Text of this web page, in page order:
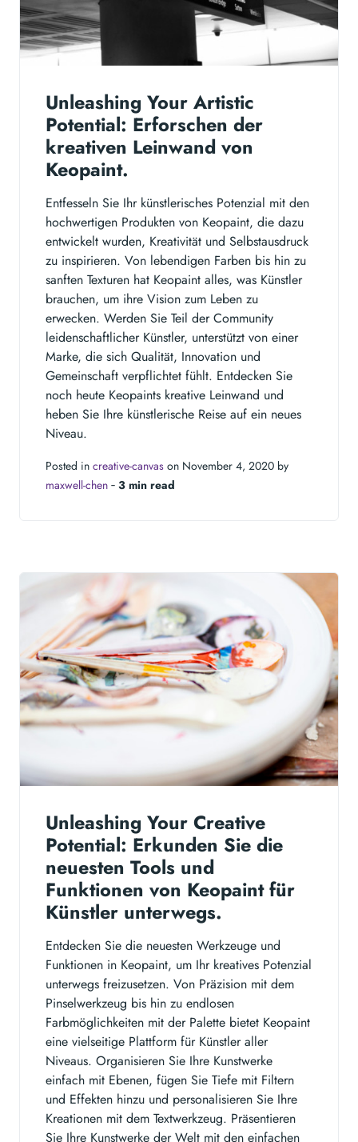
Unleashing Your Artistic
Potential: Erforschen der
kreativen Leinwand von
Keopaint.
Entfesseln Sie Ihr künstlerisches Potenzial mit den
hochwertigen Produkten von Keopaint, die dazu
entwickelt wurden, Kreativität und Selbstausdruck
zu inspirieren. Von lebendigen Farben bis hin zu
sanften Texturen hat Keopaint alles, was Künstler
brauchen, um ihre Vision zum Leben zu
erwecken. Werden Sie Teil der Community
leidenschaftlicher Künstler, unterstützt von einer
Marke, die sich Qualität, Innovation und
Gemeinschaft verpflichtet fühlt. Entdecken Sie
noch heute Keopaints kreative Leinwand und
heben Sie Ihre künstlerische Reise auf ein neues
Niveau.
Posted in creative-canvas on November 4, 2020 by
maxwell-chen ‐ 3 min read
Unleashing Your Creative
Potential: Erkunden Sie die
neuesten Tools und
Funktionen von Keopaint für
Künstler unterwegs.
Entdecken Sie die neuesten Werkzeuge und
Funktionen in Keopaint, um Ihr kreatives Potenzial
unterwegs freizusetzen. Von Präzision mit dem
Pinselwerkzeug bis hin zu endlosen
Farbmöglichkeiten mit der Palette bietet Keopaint
eine vielseitige Plattform für Künstler aller
Niveaus. Organisieren Sie Ihre Kunstwerke
einfach mit Ebenen, fügen Sie Tiefe mit Filtern
und Effekten hinzu und personalisieren Sie Ihre
Kreationen mit dem Textwerkzeug. Präsentieren
Sie Ihre Kunstwerke der Welt mit den einfachen